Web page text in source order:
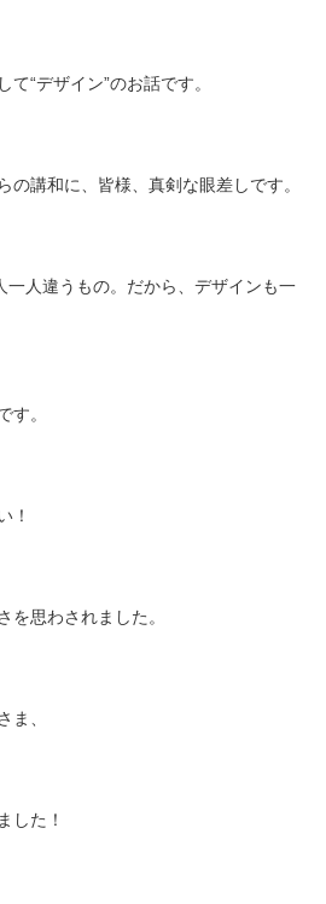
“デザイン”のお話です。
の講和に、皆様、真剣な眼差しです。
一人違うもの。だから、デザインも一
す。
！
を思わされました。
ま、
した！